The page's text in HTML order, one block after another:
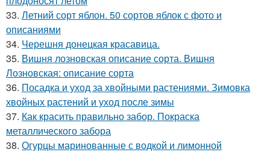
33. Летний сорт яблон. 50 сортов яблок с фото и
описаниями
34. Черешня донецкая красавица.
35. Вишня лозновская описание сорта. Вишня
Лозновская: описание сорта
36. Посадка и уход за хвойными растениями. Зимовка
хвойных растений и уход после зимы
37. Как красить правильно забор. Покраска
металлического забора
38. Огурцы маринованные с водкой и лимонной